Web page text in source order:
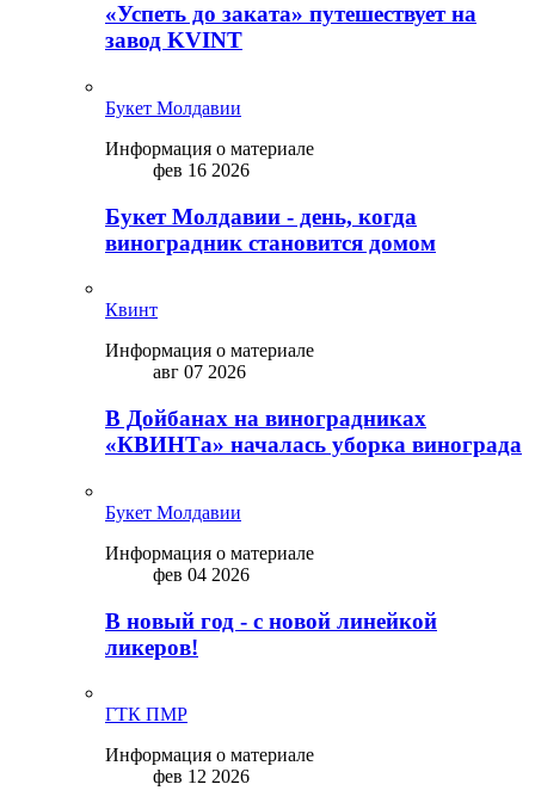
«Успеть до заката» путешествует на
завод KVINT
Букет Молдавии
Информация о материале
фев 16 2026
Букет Молдавии - день, когда
виноградник становится домом
Квинт
Информация о материале
авг 07 2026
В Дойбанах на виноградниках
«КВИНТа» началась уборка винограда
Букет Молдавии
Информация о материале
фев 04 2026
В новый год - с новой линейкой
ликepoв!
ГТК ПМР
Информация о материале
фев 12 2026